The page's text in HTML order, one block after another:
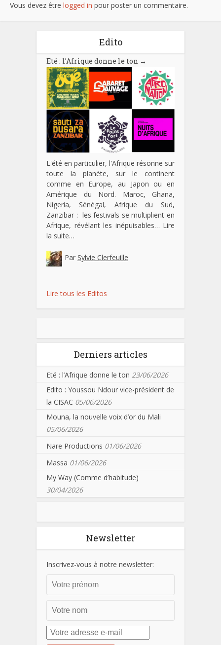
Vous devez être logged in pour poster un commentaire.
Edito
Eté : l’Afrique donne le ton →
L'été en particulier, l'Afrique résonne sur
toute la planète, sur le continent
comme en Europe, au Japon ou en
Amérique du Nord. Maroc, Ghana,
Nigeria, Sénégal, Afrique du Sud,
Zanzibar : les festivals se multiplient en
Afrique, révélant les inépuisables… Lire
la suite…
Par Sylvie Clerfeuille
Lire tous les Editos
Derniers articles
Eté : l’Afrique donne le ton 23/06/2026
Edito : Youssou Ndour vice-président de
la CISAC 05/06/2026
Mouna, la nouvelle voix d’or du Mali
05/06/2026
Nare Productions 01/06/2026
Massa 01/06/2026
My Way (Comme d’habitude)
30/04/2026
Newsletter
Inscrivez-vous à notre newsletter: